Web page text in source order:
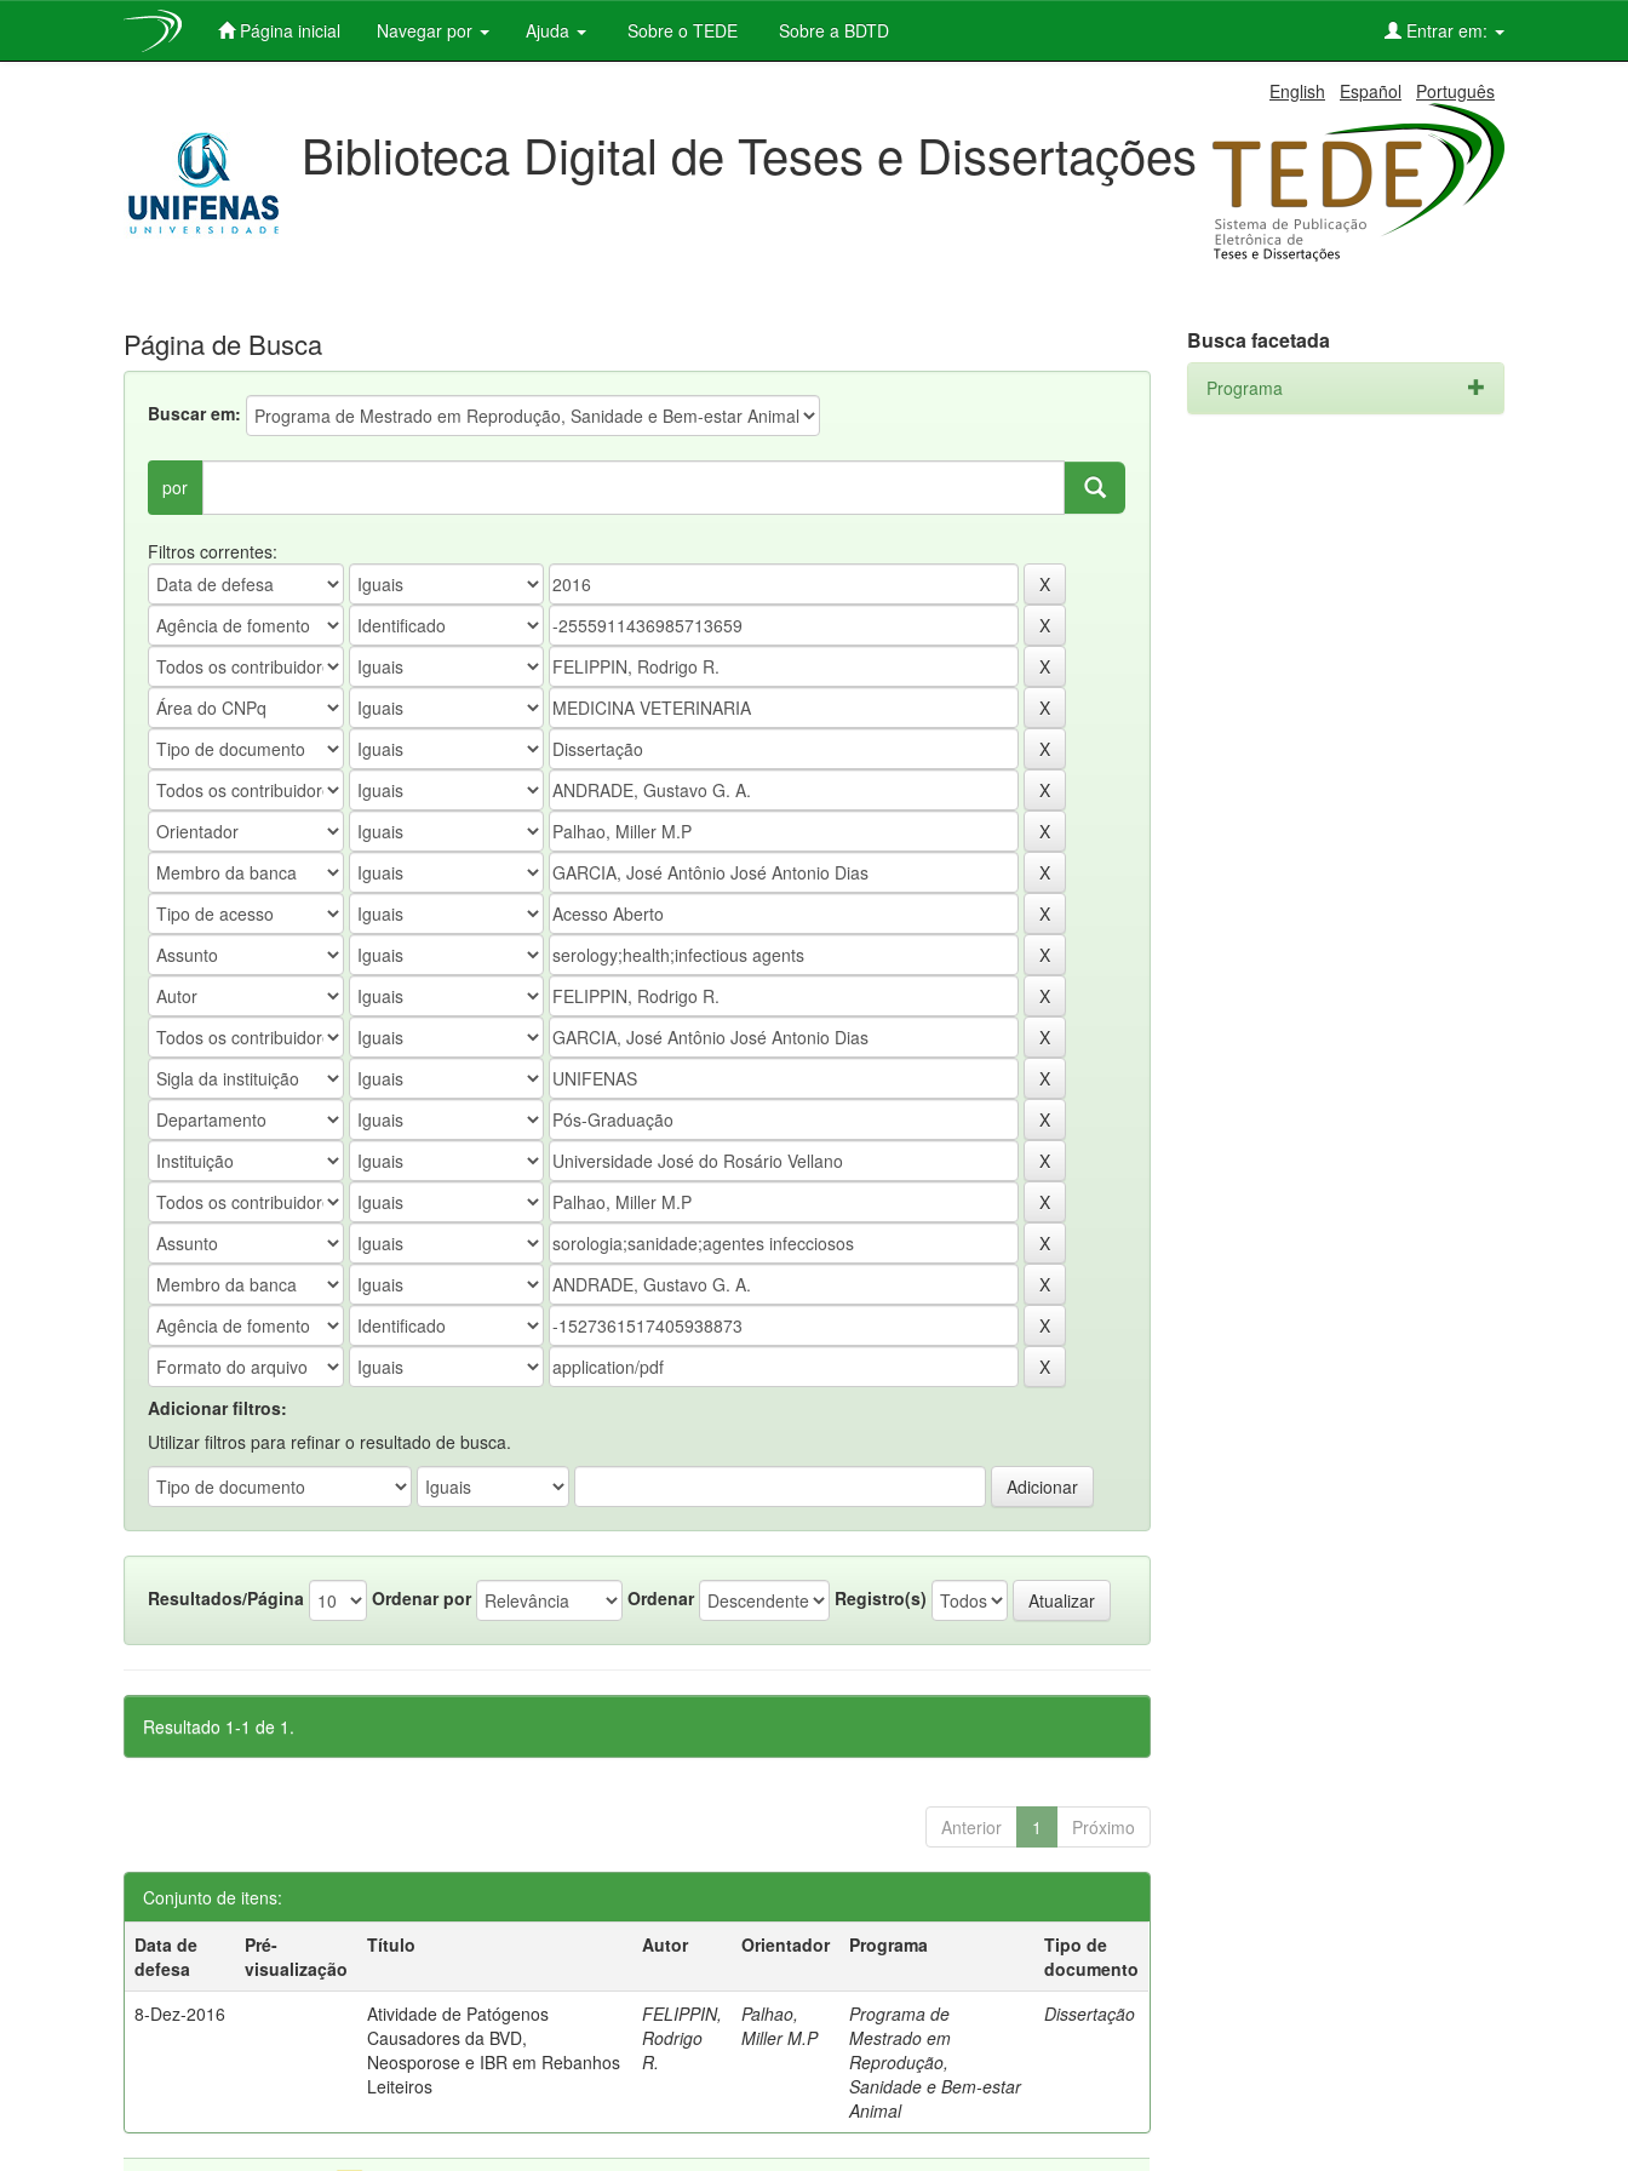
Página inicial Navegar por Ajuda Sobre o TEDE Sobre a BDTD Entrar em:
English Español Português
Biblioteca Digital de Teses e Dissertações
Página de Busca
Buscar em:
por
Filtros correntes:
Adicionar filtros:
Utilizar filtros para refinar o resultado de busca.
Resultados/Página Ordenar por Ordenar Registro(s)
Resultado 1-1 de 1.
Anterior 1 Próximo
Conjunto de itens:
Data de
defesa
Pré-
visualização
Título Autor Orientador Programa
Tipo de
documento
8-Dez-2016
Atividade de Patógenos
Causadores da BVD,
Neosporose e IBR em Rebanhos
Leiteiros
FELIPPIN,
Rodrigo
R.
Palhao,
Miller M.P
Programa de
Mestrado em
Reprodução,
Sanidade e Bem-estar
Animal
Dissertação
Busca facetada
Programa